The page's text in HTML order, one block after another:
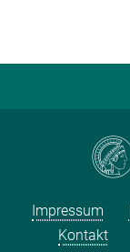
Impressum
Kontakt